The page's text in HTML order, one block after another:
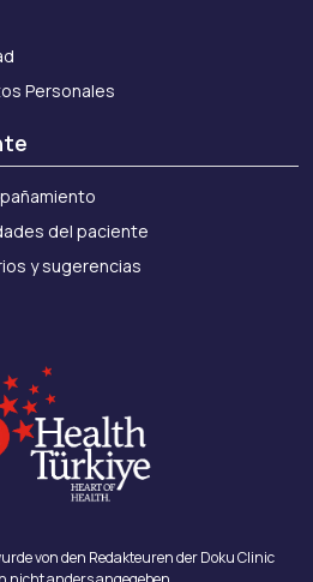
Personales
del paciente
y sugerencias
von den Redakteuren der Doku Clinic